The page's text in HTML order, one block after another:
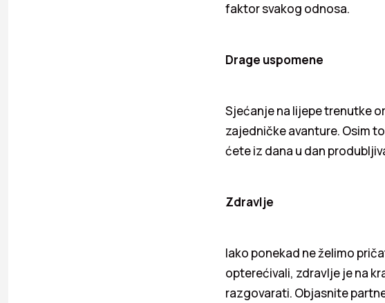
faktor svakog odnosa.
Drage uspomene
Sjećanje na lijepe trenutke
zajedničke avanture. Osim
ćete iz dana u dan
Zdravlje
Iako ponekad ne želimo
opterećivali, zdravlje je na
razgovarati. Objasnite